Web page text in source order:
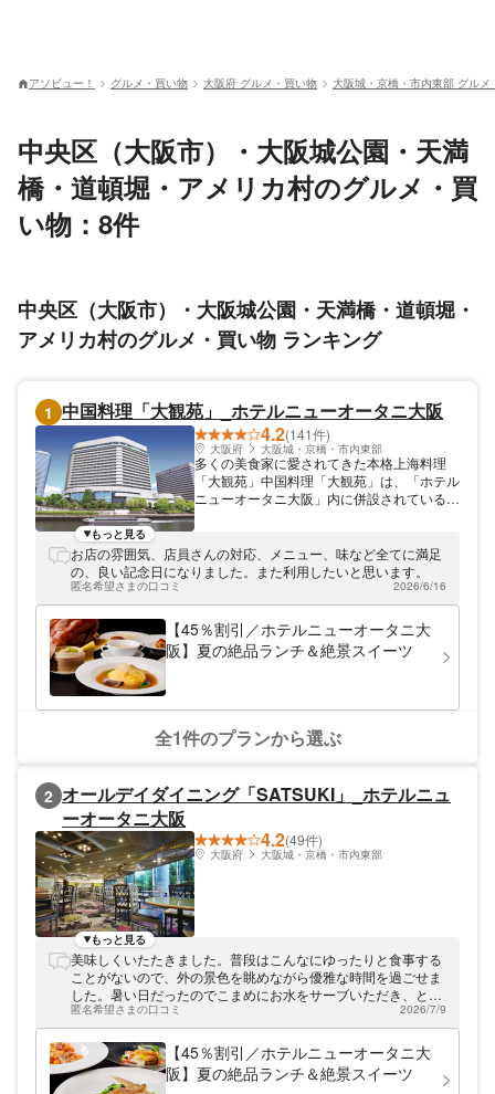
アソビュー！ グルメ・買い物 大阪府 グルメ・買い物 大阪城・京橋・市内東部 グルメ
中央区（大阪市）・大阪城公園・天満
橋・道頓堀・アメリカ村のグルメ・買
い物：8件
中央区（大阪市）・大阪城公園・天満橋・道頓堀・
アメリカ村のグルメ・買い物 ランキング
1 中国料理「大観苑」_ホテルニューオータニ大阪
4.2(141件)
大阪府 大阪城・京橋・市内東部
多くの美食家に愛されてきた本格上海料理
「大観苑」中国料理「大観苑」は、「ホテル
ニューオータニ大阪」内に併設されている中
本格上海料理店です。名物ふかひれの姿煮
は、国産のヨシキリ鮫のヒレだけを使用し大
観苑自慢の上湯スープと醤油餡でじっくりと
煮込み、特製ネギ油の風味で仕上げた逸品。
コラーゲン豊富なプリプリ食感はもちろん、
香ばしい醤油あんの味わいもたまりません。
黒を基調に洗練を極めた店内で本格中華をお
もっと見る
お店の雰囲気、店員さんの対応、メニュー、味など全てに満足
の、良い記念日になりました。また利用したいと思います。
匿名希望さまの口コミ 2026/6/16
【45％割引／ホテルニューオータニ大
阪】夏の絶品ランチ＆絶景スイーツ
全1件のプランから選ぶ
2 オールデイダイニング「SATSUKI」_ホテルニュ
ーオータニ大阪
4.2(49件)
大阪府 大阪城・京橋・市内東部
もっと見る
美味しくいたたきました。普段はこんなにゆったりと食事する
ことがないので、外の景色を眺めながら優雅な時間を過ごせま
した。暑い日だったのでこまめにお水をサーブいただき、とて
も助かりました。
匿名希望さまの口コミ 2026/7/9
【45％割引／ホテルニューオータニ大
阪】夏の絶品ランチ＆絶景スイーツ